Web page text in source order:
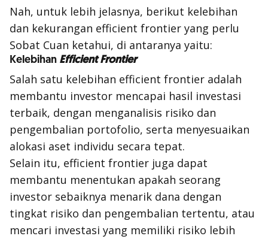
Nah, untuk lebih jelasnya, berikut kelebihan
dan kekurangan efficient frontier yang perlu
Sobat Cuan ketahui, di antaranya yaitu:
Kelebihan Efficient Frontier
Salah satu kelebihan efficient frontier adalah
membantu investor mencapai hasil investasi
terbaik, dengan menganalisis risiko dan
pengembalian portofolio, serta menyesuaikan
alokasi aset individu secara tepat.
Selain itu, efficient frontier juga dapat
membantu menentukan apakah seorang
investor sebaiknya menarik dana dengan
tingkat risiko dan pengembalian tertentu, atau
mencari investasi yang memiliki risiko lebih